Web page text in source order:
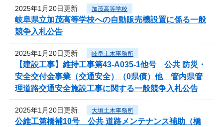
2025年1月20日更新 加茂高等学校
岐阜県立加茂高等学校への自動販売機設置に係る一般
競争入札公告
2025年1月20日更新 岐阜土木事務所
【建設工事】維持工事第43-A035-1他号 公共 防災・
安全交付金事業（交通安全）（0県債）他 管内県管
理道路交通安全施設工事に関する一般競争入札公告
2025年1月20日更新 大垣土木事務所
公維工第橋補10号 公共 道路メンテナンス補助（橋